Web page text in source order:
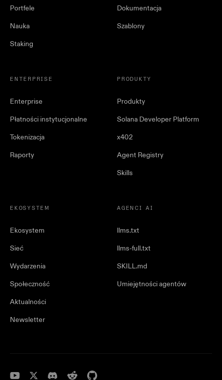
Portfele
Nauka
Staking
Dokumentacja
Szablony
ENTERPRISE
Enterprise
Płatności instytucjonalne
Tokenizacja
Raporty
PRODUKTY
Produkty
Solana Developer Platform
x402
Agent Registry
Skills
EKOSYSTEM
Ekosystem
Sieć
Wydarzenia
Społeczność
Aktualności
Newsletter
AGENCI AI
llms.txt
llms-full.txt
SKILL.md
Umiejętności agentów